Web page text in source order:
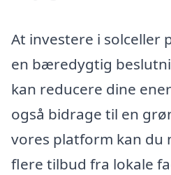
At investere i solceller
en bæredygtig
kan reducere dine
også bidrage til en
vores platform kan du
flere tilbud fra lokale